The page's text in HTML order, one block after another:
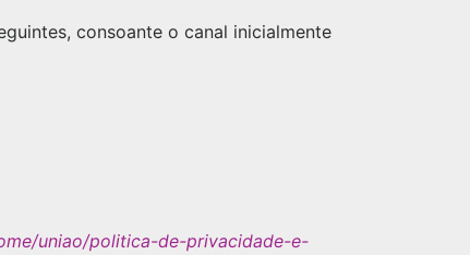
consoante o canal inicialmente
uniao/politica-de-privacidade-e-